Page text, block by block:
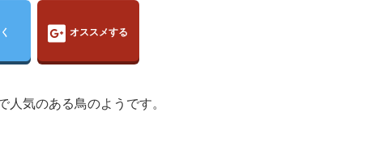
オススメする
気のある鳥のようです。